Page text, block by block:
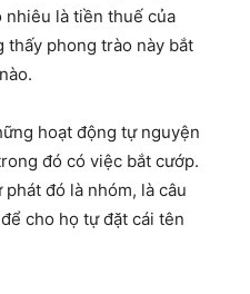
là tiền thuế của
thấy phong trào này bắt
hoạt động tự nguyện
đó có việc bắt cướp.
đó là nhóm, là câu
cho họ tự đặt cái tên